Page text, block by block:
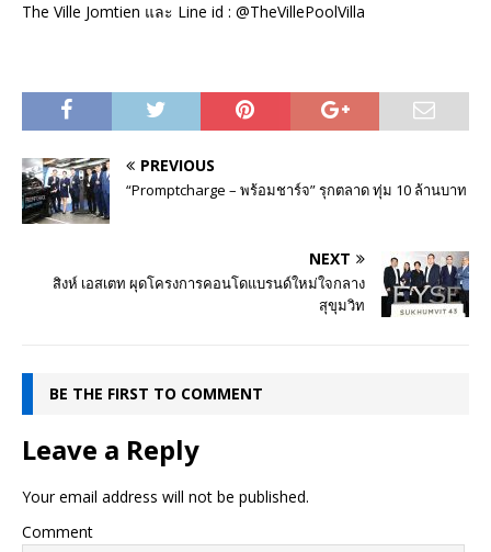
The Ville Jomtien และ Line id : @TheVillePoolVilla
PREVIOUS
“Promptcharge – พร้อมชาร์จ” รุกตลาด ทุ่ม 10 ล้านบาท
NEXT
สิงห์ เอสเตท ผุดโครงการคอนโดแบรนด์ใหม่ใจกลาง
สุขุมวิท
BE THE FIRST TO COMMENT
Leave a Reply
Your email address will not be published.
Comment